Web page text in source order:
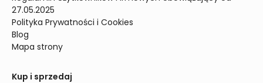
27.05.2025
Polityka Prywatności i Cookies
Blog
Mapa strony
Kup i sprzedaj